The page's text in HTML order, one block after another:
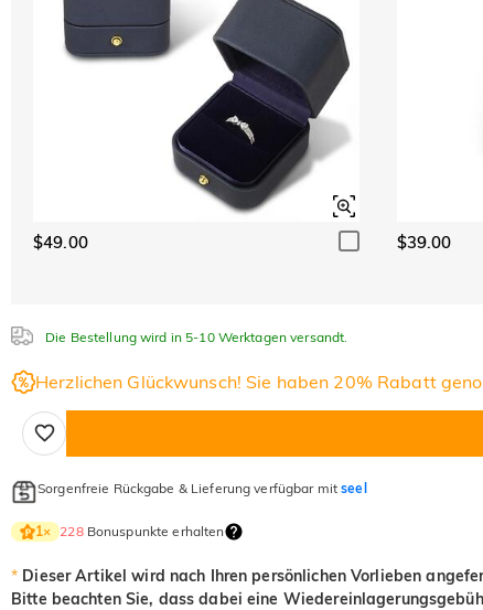
$49.00 $39.00
Die Bestellung wird in 5-10 Werktagen versandt.
Herzlichen Glückwunsch! Sie haben 20% Rabatt
Sorgenfreie Rückgabe & Lieferung verfügbar mitseel
1× 228Bonuspunkte erhalten
* Dieser Artikel wird nach Ihren persönlichen Vorlieben
Bitte beachten Sie, dass dabei eine